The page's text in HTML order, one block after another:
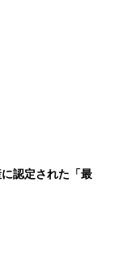
認定された「最